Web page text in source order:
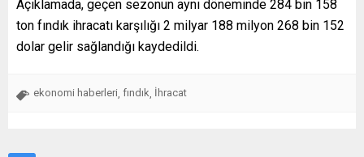
Açıklamada, geçen sezonun aynı döneminde 284 bin 158
ton fındık ihracatı karşılığı 2 milyar 188 milyon 268 bin 152
dolar gelir sağlandığı kaydedildi.
ekonomi haberleri fındık İhracat